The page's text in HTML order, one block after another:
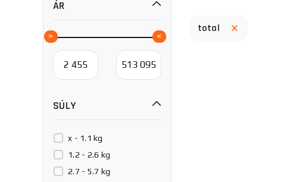
HAZET
Holzmann
JAKEMY
Matabro
Procraft
ROTHENBERGER
Rennsteig
ÁR
SÚLY
x - 1.1 kg
1.2 - 2.6 kg
2.7 - 5.7 kg
total